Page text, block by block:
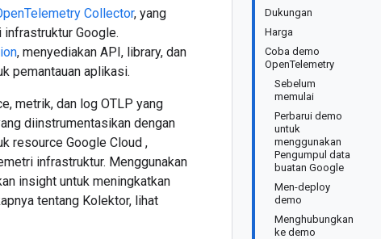
Dukungan
Harga
Coba demo
OpenTelemetry
Sebelum
memulai
Perbarui demo
untuk
menggunakan
Pengumpul data
buatan Google
Men-deploy
demo
Menghubungkan
ke demo
Collector, yang
infrastruktur Google.
, menyediakan API, library, dan
pemantauan aplikasi.
metrik, dan log OTLP yang
diinstrumentasikan dengan
resource Google Cloud ,
infrastruktur. Menggunakan
insight untuk meningkatkan
tentang Kolektor, lihat